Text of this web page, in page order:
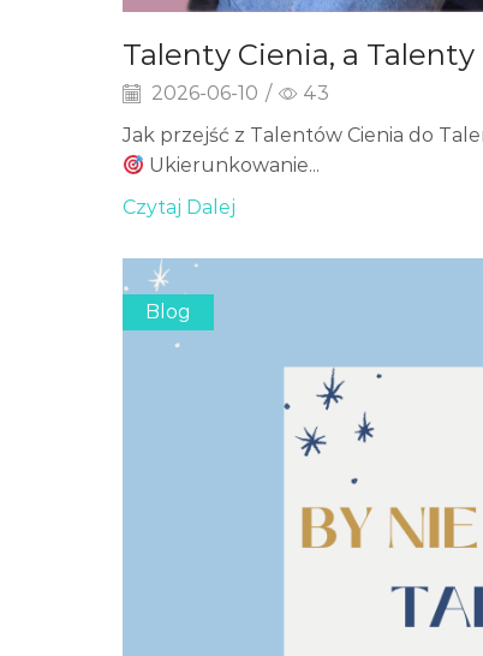
Talenty Cienia, a
2026-06-10 /
43
Jak przejść z Talentów Cienia do
Ukierunkowanie...
Czytaj Dalej
Blog